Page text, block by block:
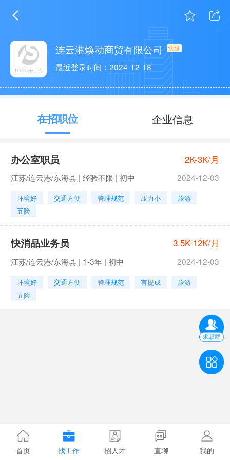
连云港焕动商贸有限公司
最近登录时间：2024-12-18
在招职位 企业信息
办公室职员 2K-3K/月
江苏/连云港/东海县 | 经验不限 | 初中 2024-12-03
环境好 交通方便 管理规范 压力小
旅游
五险
快消品业务员 3.5K-12K/月
江苏/连云港/东海县 | 1-3年 | 初中 2024-12-03
环境好 交通方便 管理规范 有提成
旅游
五险
首页 找工作 招人才 直聊 我的